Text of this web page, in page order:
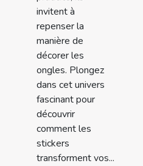
invitent à
repenser la
manière de
décorer les
ongles. Plongez
dans cet univers
fascinant pour
découvrir
comment les
stickers
transforment vos...